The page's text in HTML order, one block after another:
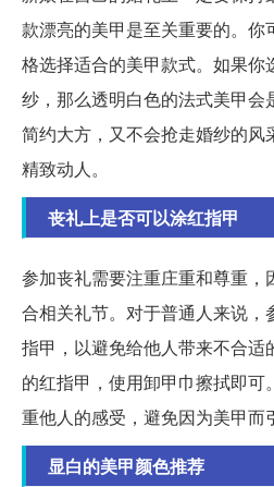
款漂亮的美甲是至关重要的。你
格选择适合的美甲款式。如果你
纱，那么透明白色的法式美甲会
简约大方，又不会抢走婚纱的风
精致动人。
丧礼上是否可以涂红指甲
参加丧礼需要注重庄重和尊重，
合相关礼节。对于普通人来说，
指甲，以避免给他人带来不合适
的红指甲，使用卸甲巾擦拭即
重他人的感受，避免因为美甲而
显白的美甲颜色推荐